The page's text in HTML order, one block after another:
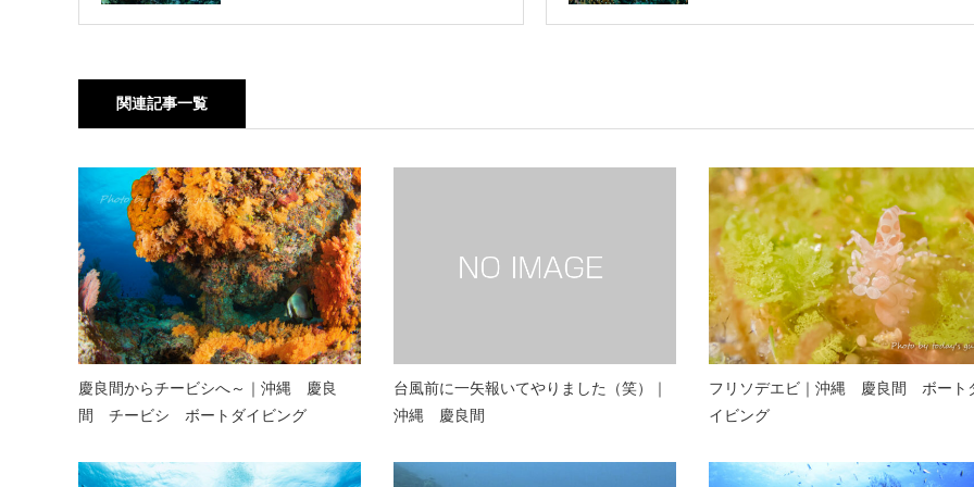
関連記事一覧
慶良間からチービシへ～｜沖縄 慶良
間 チービシ ボートダイビング
台風前に一矢報いてやりました（笑）｜
沖縄 慶良間
フリソデエビ｜沖縄 慶良間 ボート
イビング